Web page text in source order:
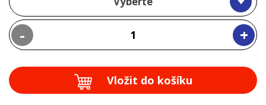
- +
Vložit do košíku